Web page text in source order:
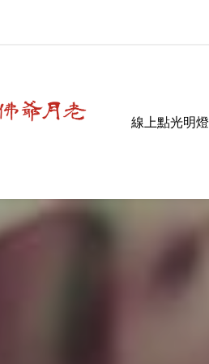
線上點光明燈